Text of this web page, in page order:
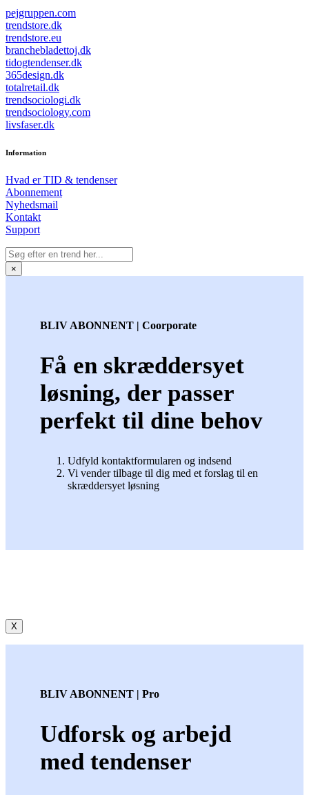
pejgruppen.com
trendstore.dk
trendstore.eu
branchebladettoj.dk
tidogtendenser.dk
365design.dk
totalretail.dk
trendsociologi.dk
trendsociology.com
livsfaser.dk
Information
Hvad er TID & tendenser
Abonnement
Nyhedsmail
Kontakt
Support
×
BLIV ABONNENT | Coorporate
Få en skræddersyet
løsning, der passer
perfekt til dine behov
Udfyld kontaktformularen og indsend
Vi vender tilbage til dig med et forslag til en
skræddersyet løsning
X
BLIV ABONNENT | Pro
Udforsk og arbejd
med tendenser